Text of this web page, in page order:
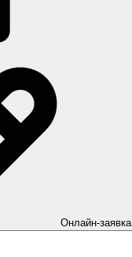
Онлайн-заявка